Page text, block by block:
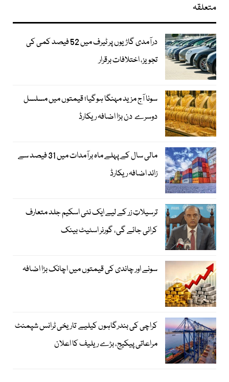
متعلقہ
درآمدی گاڑیوں پر ٹیرف میں 52 فیصد کمی کی
تجویز، اختلافات برقرار
سونا آج مزید مہنگا ہوگیا؛ قیمتوں میں مسلسل
دوسرے دن بڑا اضافہ ریکارڈ
مالی سال کے پہلے ماہ برآمدات میں 31 فیصد سے
زائد اضافہ ریکارڈ
ترسیلاتِ زر کے لیے ایک نئی اسکیم جلد متعارف
کرائی جائے گی، گورنر اسٹیٹ بینک
سونے اور چاندی کی قیمتوں میں اچانک بڑا اضافہ
کراچی کی بندرگاہوں کیلیے تاریخی ٹرانس شپمنٹ
مراعاتی پیکیج، بڑے ریلیف کا اعلان